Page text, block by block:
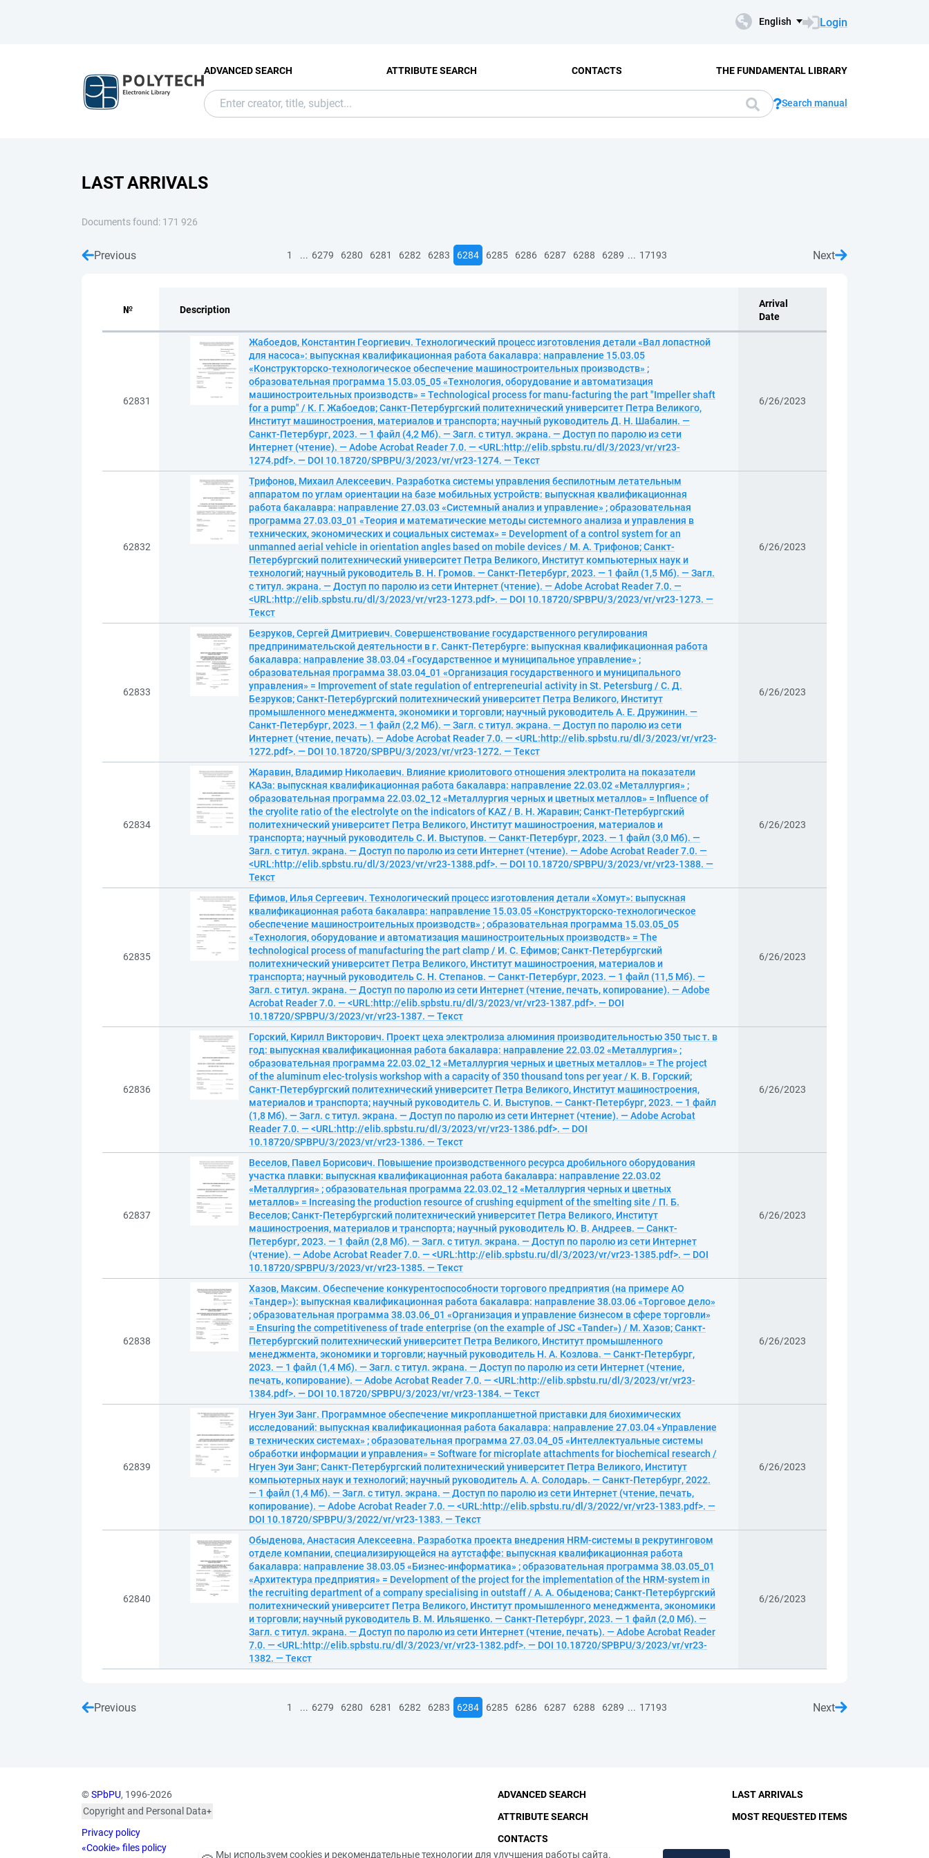
English Login
ADVANCED SEARCH ATTRIBUTE SEARCH CONTACTS THE FUNDAMENTAL LIBRARY
Search manual
LAST ARRIVALS
Documents found: 171 926
Previous 1 ... 6279 6280 6281 6282 6283 6284 6285 6286 6287 6288 6289 ... 17193 Next
№ Description
Arrival
Date
62831
Жабоедов, Константин Георгиевич. Технологический процесс изготовления детали «Вал лопастной
для насоса»: выпускная квалификационная работа бакалавра: направление 15.03.05
«Конструкторско-технологическое обеспечение машиностроительных производств» ;
образовательная программа 15.03.05_05 «Технология, оборудование и автоматизация
машиностроительных производств» = Technological process for manu-facturing the part "Impeller shaft
for a pump" / К. Г. Жабоедов; Санкт-Петербургский политехнический университет Петра Великого,
Институт машиностроения, материалов и транспорта; научный руководитель Д. Н. Шабалин. —
Санкт-Петербург, 2023. — 1 файл (4,2 Мб). — Загл. с титул. экрана. — Доступ по паролю из сети
Интернет (чтение). — Adobe Acrobat Reader 7.0. — <URL:http://elib.spbstu.ru/dl/3/2023/vr/vr23-
1274.pdf>. — DOI 10.18720/SPBPU/3/2023/vr/vr23-1274. — Текст
6/26/2023
62832
Трифонов, Михаил Алексеевич. Разработка системы управления беспилотным летательным
аппаратом по углам ориентации на базе мобильных устройств: выпускная квалификационная
работа бакалавра: направление 27.03.03 «Системный анализ и управление» ; образовательная
программа 27.03.03_01 «Теория и математические методы системного анализа и управления в
технических, экономичеcких и социальных системах» = Development of a control system for an
unmanned aerial vehicle in orientation angles based on mobile devices / М. А. Трифонов; Санкт-
Петербургский политехнический университет Петра Великого, Институт компьютерных наук и
технологий; научный руководитель В. Н. Громов. — Санкт-Петербург, 2023. — 1 файл (1,5 Мб). — Загл.
с титул. экрана. — Доступ по паролю из сети Интернет (чтение). — Adobe Acrobat Reader 7.0. —
<URL:http://elib.spbstu.ru/dl/3/2023/vr/vr23-1273.pdf>. — DOI 10.18720/SPBPU/3/2023/vr/vr23-1273. —
Текст
6/26/2023
62833
Безруков, Сергей Дмитриевич. Совершенствование государственного регулирования
предпринимательской деятельности в г. Санкт-Петербурге: выпускная квалификационная работа
бакалавра: направление 38.03.04 «Государственное и муниципальное управление» ;
образовательная программа 38.03.04_01 «Организация государственного и муниципального
управления» = Improvement of state regulation of entrepreneurial activity in St. Petersburg / С. Д.
Безруков; Санкт-Петербургский политехнический университет Петра Великого, Институт
промышленного менеджмента, экономики и торговли; научный руководитель А. Е. Дружинин. —
Санкт-Петербург, 2023. — 1 файл (2,2 Мб). — Загл. с титул. экрана. — Доступ по паролю из сети
Интернет (чтение, печать). — Adobe Acrobat Reader 7.0. — <URL:http://elib.spbstu.ru/dl/3/2023/vr/vr23-
1272.pdf>. — DOI 10.18720/SPBPU/3/2023/vr/vr23-1272. — Текст
6/26/2023
62834
Жаравин, Владимир Николаевич. Влияние криолитового отношения электролита на показатели
КАЗа: выпускная квалификационная работа бакалавра: направление 22.03.02 «Металлургия» ;
образовательная программа 22.03.02_12 «Металлургия черных и цветных металлов» = Influence of
the cryolite ratio of the electrolyte on the indicators of KAZ / В. Н. Жаравин; Санкт-Петербургский
политехнический университет Петра Великого, Институт машиностроения, материалов и
транспорта; научный руководитель С. И. Выступов. — Санкт-Петербург, 2023. — 1 файл (3,0 Мб). —
Загл. с титул. экрана. — Доступ по паролю из сети Интернет (чтение). — Adobe Acrobat Reader 7.0. —
<URL:http://elib.spbstu.ru/dl/3/2023/vr/vr23-1388.pdf>. — DOI 10.18720/SPBPU/3/2023/vr/vr23-1388. —
Текст
6/26/2023
62835
Ефимов, Илья Сергеевич. Технологический процесс изготовления детали «Хомут»: выпускная
квалификационная работа бакалавра: направление 15.03.05 «Конструкторско-технологическое
обеспечение машиностроительных производств» ; образовательная программа 15.03.05_05
«Технология, оборудование и автоматизация машиностроительных производств» = The
technological process of manufacturing the part clamp / И. С. Ефимов; Санкт-Петербургский
политехнический университет Петра Великого, Институт машиностроения, материалов и
транспорта; научный руководитель С. Н. Степанов. — Санкт-Петербург, 2023. — 1 файл (11,5 Мб). —
Загл. с титул. экрана. — Доступ по паролю из сети Интернет (чтение, печать, копирование). — Adobe
Acrobat Reader 7.0. — <URL:http://elib.spbstu.ru/dl/3/2023/vr/vr23-1387.pdf>. — DOI
10.18720/SPBPU/3/2023/vr/vr23-1387. — Текст
6/26/2023
62836
Горский, Кирилл Викторович. Проект цеха электролиза алюминия производительностью 350 тыс т. в
год: выпускная квалификационная работа бакалавра: направление 22.03.02 «Металлургия» ;
образовательная программа 22.03.02_12 «Металлургия черных и цветных металлов» = The project
of the aluminum elec-trolysis workshop with a capacity of 350 thousand tons per year / К. В. Горский;
Санкт-Петербургский политехнический университет Петра Великого, Институт машиностроения,
материалов и транспорта; научный руководитель С. И. Выступов. — Санкт-Петербург, 2023. — 1 файл
(1,8 Мб). — Загл. с титул. экрана. — Доступ по паролю из сети Интернет (чтение). — Adobe Acrobat
Reader 7.0. — <URL:http://elib.spbstu.ru/dl/3/2023/vr/vr23-1386.pdf>. — DOI
10.18720/SPBPU/3/2023/vr/vr23-1386. — Текст
6/26/2023
62837
Веселов, Павел Борисович. Повышение производственного ресурса дробильного оборудования
участка плавки: выпускная квалификационная работа бакалавра: направление 22.03.02
«Металлургия» ; образовательная программа 22.03.02_12 «Металлургия черных и цветных
металлов» = Increasing the production resource of crushing equipment of the smelting site / П. Б.
Веселов; Санкт-Петербургский политехнический университет Петра Великого, Институт
машиностроения, материалов и транспорта; научный руководитель Ю. В. Андреев. — Санкт-
Петербург, 2023. — 1 файл (2,8 Мб). — Загл. с титул. экрана. — Доступ по паролю из сети Интернет
(чтение). — Adobe Acrobat Reader 7.0. — <URL:http://elib.spbstu.ru/dl/3/2023/vr/vr23-1385.pdf>. — DOI
10.18720/SPBPU/3/2023/vr/vr23-1385. — Текст
6/26/2023
62838
Хазов, Максим. Обеспечение конкурентоспособности торгового предприятия (на примере АО
«Тандер‎»‎): выпускная квалификационная работа бакалавра: направление 38.03.06 «Торговое дело»
; образовательная программа 38.03.06_01 «Организация и управление бизнесом в сфере торговли»
= Ensuring the competitiveness of trade enterprise (on the example of JSC «Tander») / М. Хазов; Санкт-
Петербургский политехнический университет Петра Великого, Институт промышленного
менеджмента, экономики и торговли; научный руководитель Н. А. Козлова. — Санкт-Петербург,
2023. — 1 файл (1,4 Мб). — Загл. с титул. экрана. — Доступ по паролю из сети Интернет (чтение,
печать, копирование). — Adobe Acrobat Reader 7.0. — <URL:http://elib.spbstu.ru/dl/3/2023/vr/vr23-
1384.pdf>. — DOI 10.18720/SPBPU/3/2023/vr/vr23-1384. — Текст
6/26/2023
62839
Нгуен Зуи Занг. Программное обеспечение микропланшетной приставки для биохимических
исследований: выпускная квалификационная работа бакалавра: направление 27.03.04 «Управление
в технических системах» ; образовательная программа 27.03.04_05 «Интеллектуальные системы
обработки информации и управления» = Software for microplate attachments for biochemical research /
Нгуен Зуи Занг; Санкт-Петербургский политехнический университет Петра Великого, Институт
компьютерных наук и технологий; научный руководитель А. А. Солодарь. — Санкт-Петербург, 2022.
— 1 файл (1,4 Мб). — Загл. с титул. экрана. — Доступ по паролю из сети Интернет (чтение, печать,
копирование). — Adobe Acrobat Reader 7.0. — <URL:http://elib.spbstu.ru/dl/3/2022/vr/vr23-1383.pdf>. —
DOI 10.18720/SPBPU/3/2022/vr/vr23-1383. — Текст
6/26/2023
62840
Обыденова, Анастасия Алексеевна. Разработка проекта внедрения HRM-системы в рекрутинговом
отделе компании, специализирующейся на аутстаффе: выпускная квалификационная работа
бакалавра: направление 38.03.05 «Бизнес-информатика» ; образовательная программа 38.03.05_01
«Архитектура предприятия» = Development of the project for the implementation of the HRM-system in
the recruiting department of a company specialising in outstaff / А. А. Обыденова; Санкт-Петербургский
политехнический университет Петра Великого, Институт промышленного менеджмента, экономики
и торговли; научный руководитель В. М. Ильяшенко. — Санкт-Петербург, 2023. — 1 файл (2,0 Мб). —
Загл. с титул. экрана. — Доступ по паролю из сети Интернет (чтение, печать). — Adobe Acrobat Reader
7.0. — <URL:http://elib.spbstu.ru/dl/3/2023/vr/vr23-1382.pdf>. — DOI 10.18720/SPBPU/3/2023/vr/vr23-
1382. — Текст
6/26/2023
Previous 1 ... 6279 6280 6281 6282 6283 6284 6285 6286 6287 6288 6289 ... 17193 Next
©SPbPU, 1996-2026
Copyright and Personal Data
published with the
consent of the individuals
Privacy policy
«Cookie» files policy
ADVANCED SEARCH
ATTRIBUTE SEARCH
CONTACTS
LAST ARRIVALS
MOST REQUESTED ITEMS
Мы используем cookies и рекомендательные технологии для улучшения работы сайта.